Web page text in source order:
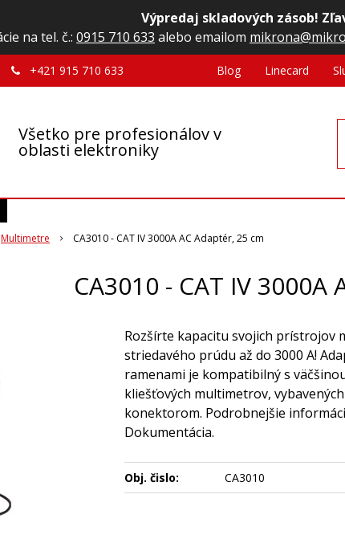
Výpredaj skladových zásob!
na tel. č.: 0915 710 633 alebo emailom
Všetko pre profesionálov v
oblasti elektroniky
+421 915 710 633 Blog Linecard
Multimetre CA3010 - CAT IV 3000A AC Adaptér, 25 cm
CA3010 - CAT IV
Rozšírte kapacitu svojich prístrojov
striedavého prúdu až do 3000 A!
ramenami je kompatibilný s
kliešťových multimetrov,
konektorom. Podrobnejšie
Dokumentácia.
Obj. čislo: CA3010